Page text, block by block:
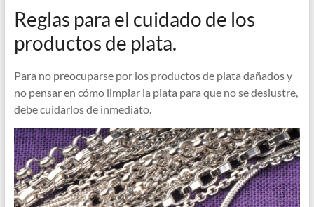
Reglas para el cuidado de los
productos de plata.
Para no preocuparse por los productos de plata dañados y
no pensar en cómo limpiar la plata para que no se deslustre,
debe cuidarlos de inmediato.